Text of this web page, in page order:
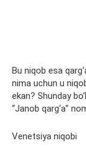
Bu niqob esa
nima uchun u
ekan? Shunday
“Janob qarg‘a”
Venetsiya niqobi